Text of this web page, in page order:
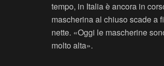
tempo, in Italia è ancora in
mascherina al chiuso scade a
nette. «Oggi le mascherine
molto alta».